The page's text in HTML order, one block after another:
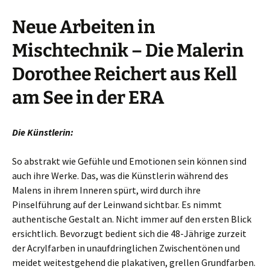
Neue Arbeiten in
Mischtechnik – Die Malerin
Dorothee Reichert aus Kell
am See in der ERA
Die Künstlerin:
So abstrakt wie Gefühle und Emotionen sein können sind
auch ihre Werke. Das, was die Künstlerin während des
Malens in ihrem Inneren spürt, wird durch ihre
Pinselführung auf der Leinwand sichtbar. Es nimmt
authentische Gestalt an. Nicht immer auf den ersten Blick
ersichtlich. Bevorzugt bedient sich die 48-Jährige zurzeit
der Acrylfarben in unaufdringlichen Zwischentönen und
meidet weitestgehend die plakativen, grellen Grundfarben.